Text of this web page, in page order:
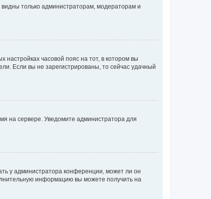
видны только администраторам, модераторам и
настройках часовой пояс на тот, в котором вы
Если вы не зарегистрированы, то сейчас удачный
на сервере. Уведомите администратора для
у администратора конференции, может ли он
информацию вы можете получить на